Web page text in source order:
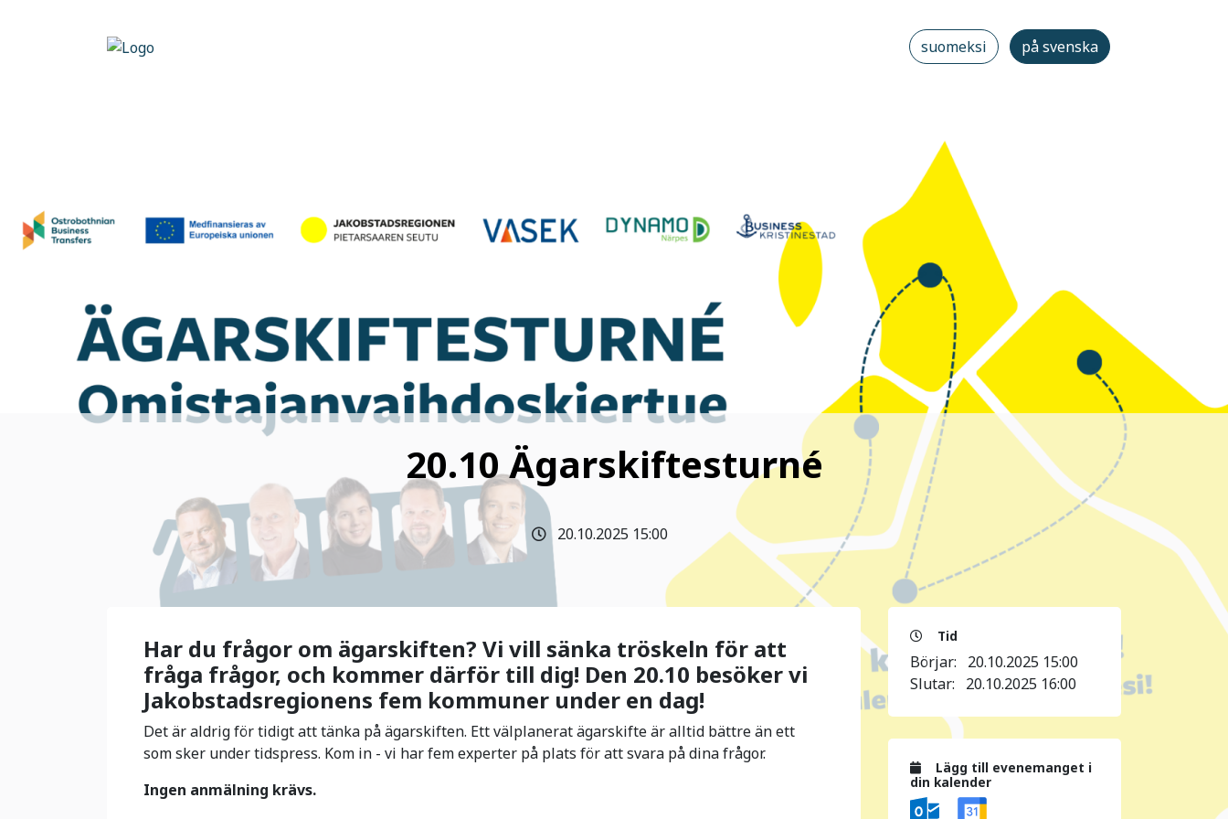
suomeksi på svenska
20.10 Ägarskiftesturné
20.10.2025 15:00
Har du frågor om ägarskiften? Vi vill sänka tröskeln för att
fråga frågor, och kommer därför till dig! Den 20.10 besöker vi
Jakobstadsregionens fem kommuner under en dag!
Det är aldrig för tidigt att tänka på ägarskiften. Ett välplanerat ägarskifte är alltid bättre än ett
som sker under tidspress. Kom in - vi har fem experter på plats för att svara på dina frågor.
Ingen anmälning krävs.
Tid
Börjar: 20.10.2025 15:00
Slutar: 20.10.2025 16:00
Lägg till evenemanget i
din kalender